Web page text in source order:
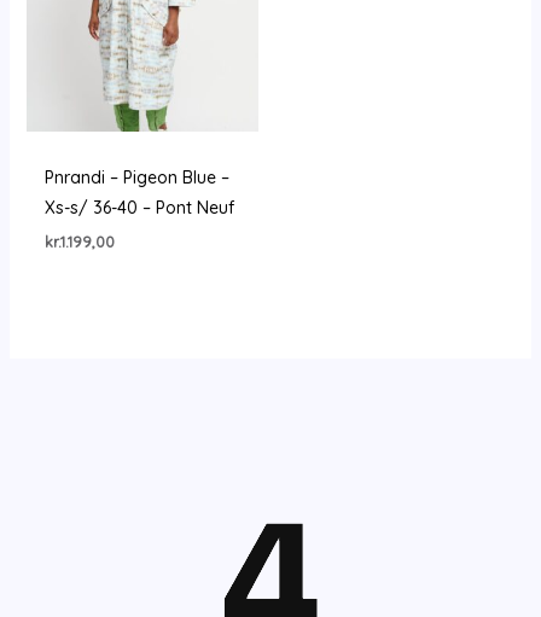
Pnrandi – Pigeon Blue –
Xs-s/ 36-40 – Pont Neuf
kr.1.199,00